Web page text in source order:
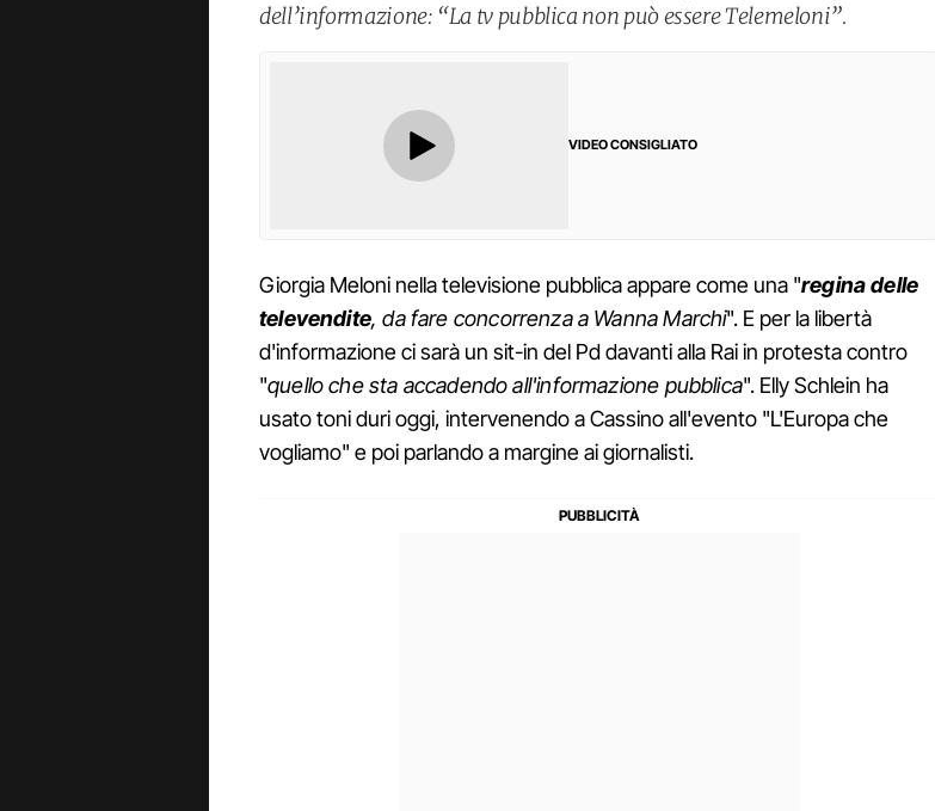
dell’informazione: “La tv pubblica non può essere Telemeloni”.
VIDEO CONSIGLIATO
Giorgia Meloni nella televisione pubblica appare come una "regina delle
televendite, da fare concorrenza a Wanna Marchi". E per la libertà
d'informazione ci sarà un sit-in del Pd davanti alla Rai in protesta contro
"quello che sta accadendo all'informazione pubblica". Elly Schlein ha
usato toni duri oggi, intervenendo a Cassino all'evento "L'Europa che
vogliamo" e poi parlando a margine ai giornalisti.